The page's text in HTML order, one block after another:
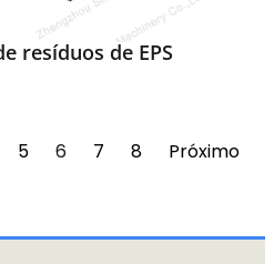
resíduos de EPS
5 6 7 8 Próximo